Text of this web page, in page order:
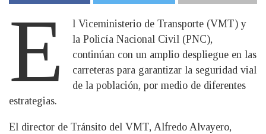
E
l Viceministerio de Transporte (VMT) y
la Policía Nacional Civil (PNC),
continúan con un amplio despliegue en las
carreteras para garantizar la seguridad vial
de la población, por medio de diferentes
estrategias.
El director de Tránsito del VMT, Alfredo Alvayero,